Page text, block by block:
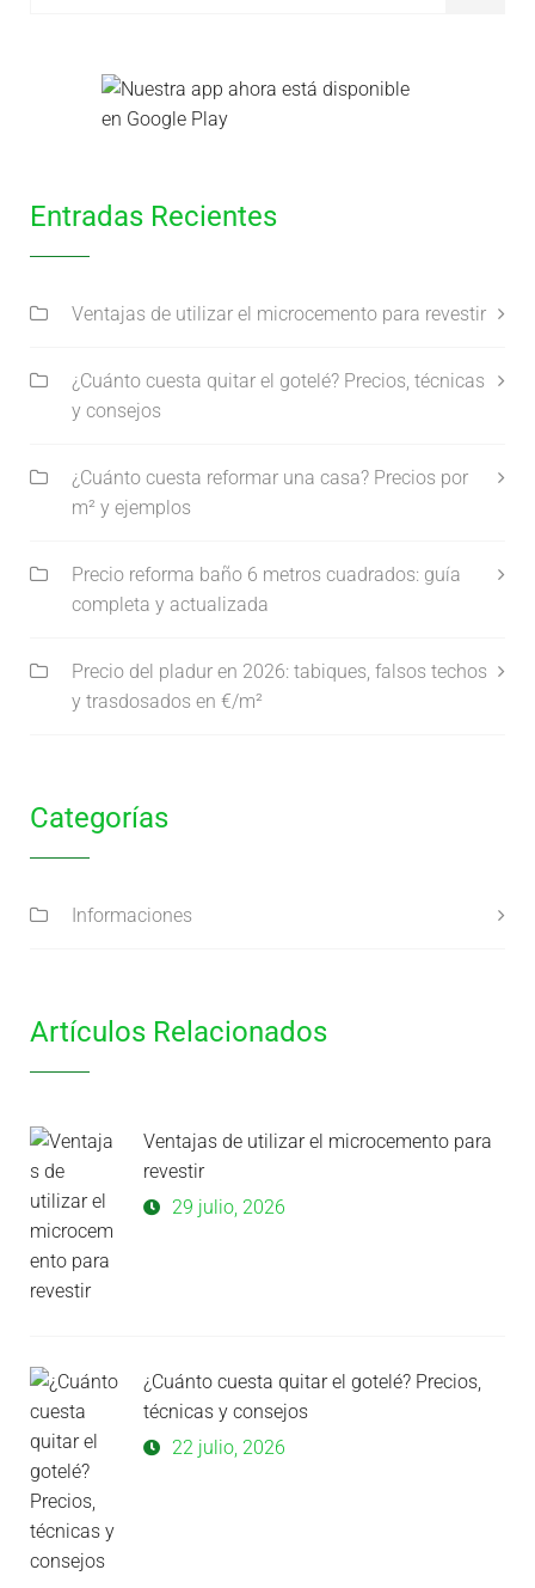
Entradas Recientes
Ventajas de utilizar el microcemento para revestir
¿Cuánto cuesta quitar el gotelé? Precios, técnicas
y consejos
¿Cuánto cuesta reformar una casa? Precios por
m² y ejemplos
Precio reforma baño 6 metros cuadrados: guía
completa y actualizada
Precio del pladur en 2026: tabiques, falsos techos
y trasdosados en €/m²
Categorías
Informaciones
Artículos Relacionados
Ventajas de utilizar el microcemento para
revestir
29 julio, 2026
¿Cuánto cuesta quitar el gotelé? Precios,
técnicas y consejos
22 julio, 2026